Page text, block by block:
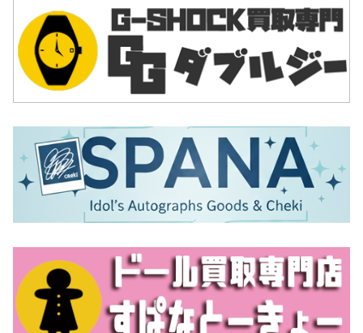
ノとは異なります。プロサッカーチームから正規ルート
で販売されている一般ファン向けのユニフォームです。
しかしレプリカは、オーセンティックとは異なり試合用
ではないので、機能性は特に重視されていません。ファ
ンがひいきのチームの応援や、日頃のファッションとし
て着用することが多いユニフォームと考えればいいでし
ょう。新品の価格も安く、オーセンティック半分程度で
す。
海外で作られたコピー品やニセモノのユニフォームも日
本に流通しています。最近はニセモノといえどもクオリ
ティが上がってきており、なかなか見極めが難しくなっ
わかった場合は、買取は不可能なのでご了承ください。
選手に実際に支給されたユニフォーム
選手に実際に支給されたユニフォームも買取の対象で